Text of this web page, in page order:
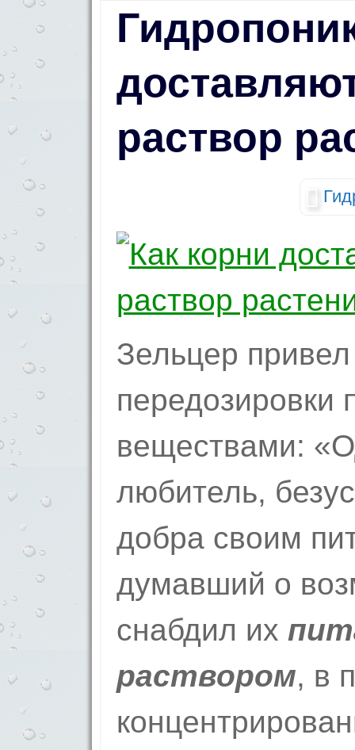
раствор
Зельцер
передозировки
веществами:
любитель,
добра своим
думавший о
снабдил их
раствором, в